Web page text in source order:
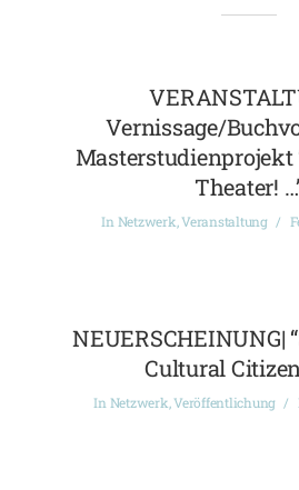
Vernissage/
Masterstudienprojekt
Theater!
In Netzwerk,Veranstaltung
NEUERSCHEINUNG|
Cultural
In Netzwerk,Veröffentlichung